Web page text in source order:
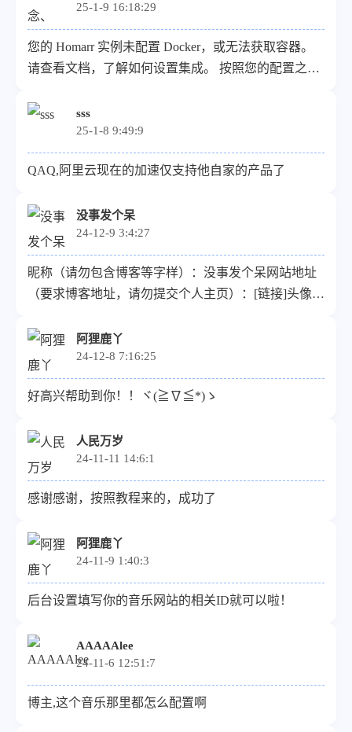
25-1-9 16:18:29
您的 Homarr 实例未配置 Docker，或无法获取容器。
请查看文档，了解如何设置集成。 按照您的配置之后
置，谢谢sss
25-1-8 9:49:9
QAQ,阿里云现在的加速仅支持他自家的产品了
没事发个呆
24-12-9 3:4:27
昵称（请勿包含博客等字样）：没事发个呆网站地址
（要求博客地址，请勿提交个人主页）：[链接]头像图
享技术，记录生活
阿狸鹿丫
24-12-8 7:16:25
好高兴帮助到你！！ヾ(≧∇≦*)ゝ
人民万岁
24-11-11 14:6:1
感谢感谢，按照教程来的，成功了
阿狸鹿丫
24-11-9 1:40:3
后台设置填写你的音乐网站的相关ID就可以啦！
AAAAAlee
24-11-6 12:51:7
博主,这个音乐那里都怎么配置啊